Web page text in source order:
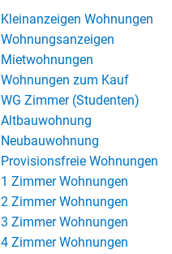
Kleinanzeigen Wohnungen
Wohnungsanzeigen
Mietwohnungen
Wohnungen zum Kauf
WG Zimmer (Studenten)
Altbauwohnung
Neubauwohnung
Provisionsfreie Wohnungen
1 Zimmer Wohnungen
2 Zimmer Wohnungen
3 Zimmer Wohnungen
4 Zimmer Wohnungen